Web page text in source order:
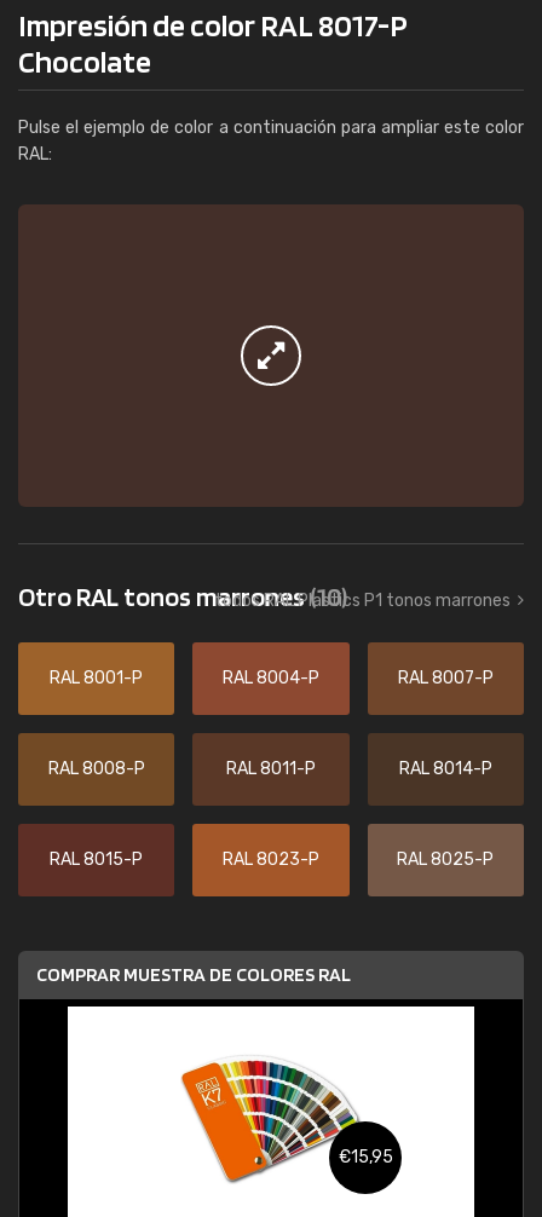
Impresión de color RAL 8017-P
Chocolate
Pulse el ejemplo de color a continuación para ampliar este color
RAL:
Otro RAL tonos marrones(10)
todos RAL Plastics P1 tonos marrones
RAL 8001-P RAL 8004-P RAL 8007-P
RAL 8008-P RAL 8011-P RAL 8014-P
RAL 8015-P RAL 8023-P RAL 8025-P
COMPRAR MUESTRA DE COLORES RAL
€15,95